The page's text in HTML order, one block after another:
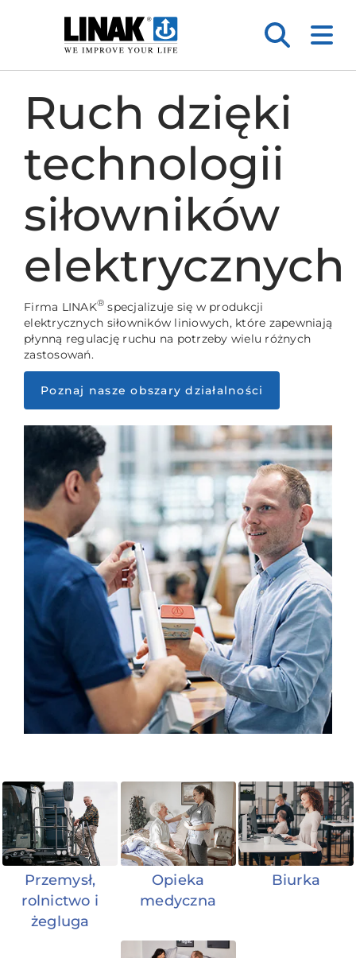
Ruch dzięki
technologii
siłowników
elektrycznych
Firma LINAK® specjalizuje się w produkcji
elektrycznych siłowników liniowych, które zapewniają
płynną regulację ruchu na potrzeby wielu różnych
zastosowań.
Poznaj nasze obszary działalności
Przemysł,
rolnictwo i
żegluga
Opieka
medyczna
Biurka